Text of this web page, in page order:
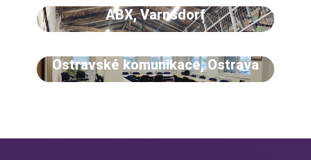
ABX, Varnsdorf
Ostravské komunikace, Ostrava